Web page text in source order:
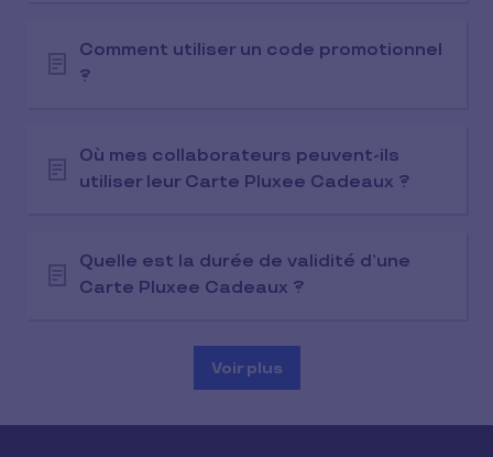
Comment utiliser un code promotionnel
?
Où mes collaborateurs peuvent-ils
utiliser leur Carte Pluxee Cadeaux ?
Quelle est la durée de validité d’une
Carte Pluxee Cadeaux ?
Voir plus